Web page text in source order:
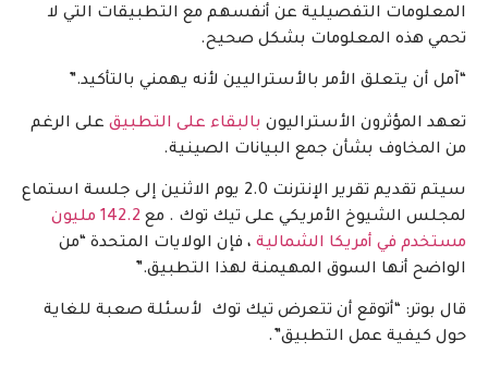
المعلومات التفصيلية عن أنفسهم مع التطبيقات التي لا
تحمي هذه المعلومات بشكل صحيح.
“آمل أن يتعلق الأمر بالأستراليين لأنه يهمني بالتأكيد.”
تعهد المؤثرون الأستراليون بالبقاء على التطبيق على الرغم
من المخاوف بشأن جمع البيانات الصينية.
سيتم تقديم تقرير الإنترنت 2.0 يوم الاثنين إلى جلسة استماع
لمجلس الشيوخ الأمريكي على تيك توك . مع
142.2 مليون
مستخدم في أمريكا الشمالية ، فإن الولايات المتحدة “من
الواضح أنها السوق المهيمنة لهذا التطبيق.”
قال بوتر: “أتوقع أن تتعرض تيك توك لأسئلة صعبة للغاية
حول كيفية عمل التطبيق”.